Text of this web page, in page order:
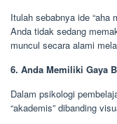
Itulah sebabnya ide “aha
Anda tidak sedang
muncul secara alami
6. Anda Memiliki Gaya
Dalam psikologi
“akademis” dibanding